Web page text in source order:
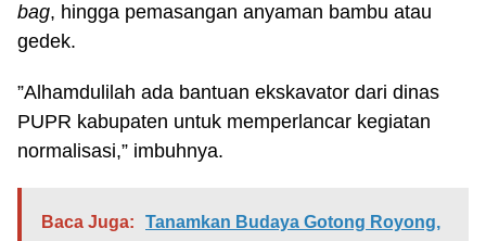
bag, hingga pemasangan anyaman bambu atau
gedek.
”Alhamdulilah ada bantuan ekskavator dari dinas
PUPR kabupaten untuk memperlancar kegiatan
normalisasi,” imbuhnya.
Baca Juga:
Tanamkan Budaya Gotong Royong,